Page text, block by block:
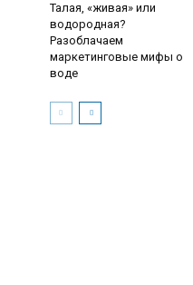
Талая, «живая» или
водородная?
Разоблачаем
маркетинговые мифы о
воде